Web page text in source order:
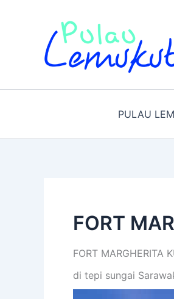
PULAU
FORT
FORT MARGHERITA
di tepi sungai